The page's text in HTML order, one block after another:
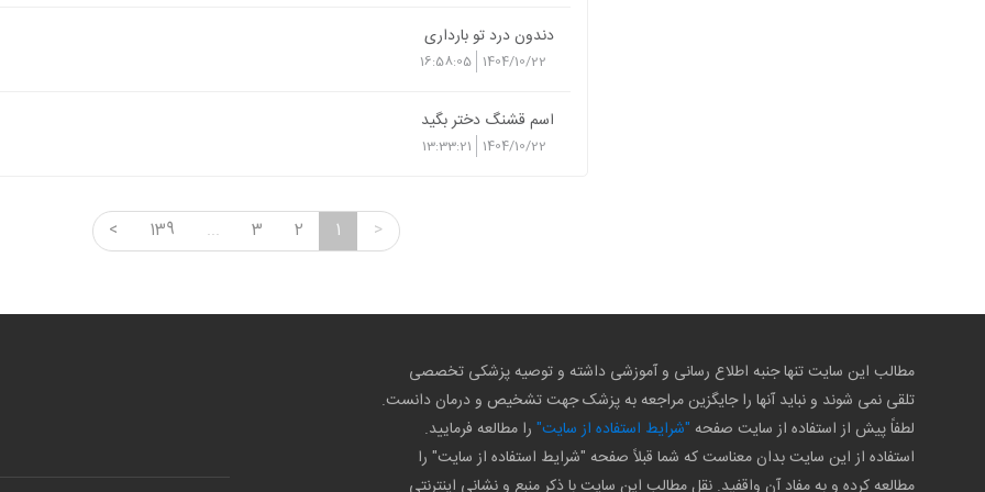
دندون درد تو بارداری
1404/10/22
16:58:05
اسم قشنگ دختر بگید
1404/10/22
13:33:21
>
1
2
3
...
139
<
مطالب این سایت تنها جنبه اطلاع رسانی و آموزشی داشته و توصیه پزشکی تخصصی
تلقی نمی شوند و نباید آنها را جایگزین مراجعه به پزشک جهت تشخیص و درمان دانست.
لطفاً پیش از استفاده از سایت صفحه "شرایط استفاده از سایت" را مطالعه فرمایید.
استفاده از این سایت بدان معناست که شما قبلاً صفحه "شرایط استفاده از سایت" را
مطالعه کرده و به مفاد آن واقفید. نقل مطالب این سایت با ذکر منبع و نشانی اینترنتی